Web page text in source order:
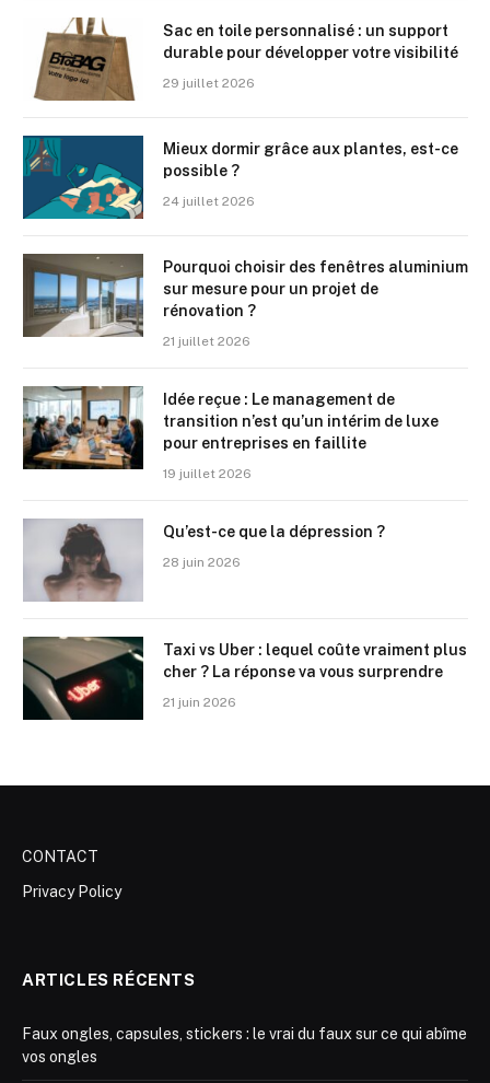
Sac en toile personnalisé : un support
durable pour développer votre visibilité
29 juillet 2026
Mieux dormir grâce aux plantes, est-ce
possible ?
24 juillet 2026
Pourquoi choisir des fenêtres aluminium
sur mesure pour un projet de
rénovation ?
21 juillet 2026
Idée reçue : Le management de
transition n’est qu’un intérim de luxe
pour entreprises en faillite
19 juillet 2026
Qu’est-ce que la dépression ?
28 juin 2026
Taxi vs Uber : lequel coûte vraiment plus
cher ? La réponse va vous surprendre
21 juin 2026
CONTACT
Privacy Policy
ARTICLES RÉCENTS
Faux ongles, capsules, stickers : le vrai du faux sur ce qui abîme
vos ongles